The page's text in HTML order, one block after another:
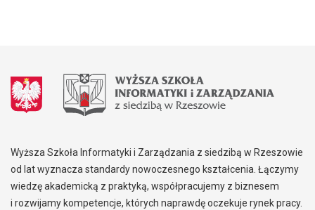
Wyższa Szkoła Informatyki i Zarządzania z siedzibą w Rzeszowie
od lat wyznacza standardy nowoczesnego kształcenia. Łączymy
wiedzę akademicką z praktyką, współpracujemy z biznesem
i rozwijamy kompetencje, których naprawdę oczekuje rynek pracy.